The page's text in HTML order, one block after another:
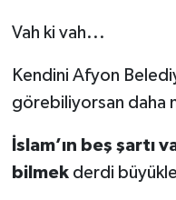
Vah ki vah...
Kendini Afyon
görebiliyorsan daha
İslam’ın beş şartı
bilmekderdi